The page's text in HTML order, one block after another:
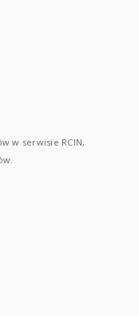
w serwisie RCIN,